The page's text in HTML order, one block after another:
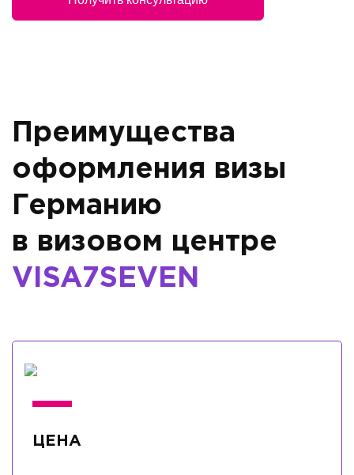
Преимущества
оформления визы
Германию
в визовом центре
VISA7SEVEN
ЦЕНА